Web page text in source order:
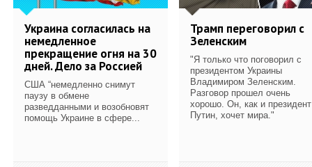
Украина согласилась на
немедленное
прекращение огня на 30
дней. Дело за Россией
США “немедленно снимут
паузу в обмене
разведданными и возобновят
помощь Украине в сфере...
Трамп переговорил с
Зеленским
"Я только что поговорил с
президентом Украины
Владимиром Зеленским.
Разговор прошел очень
хорошо. Он, как и президент
Путин, хочет мира."